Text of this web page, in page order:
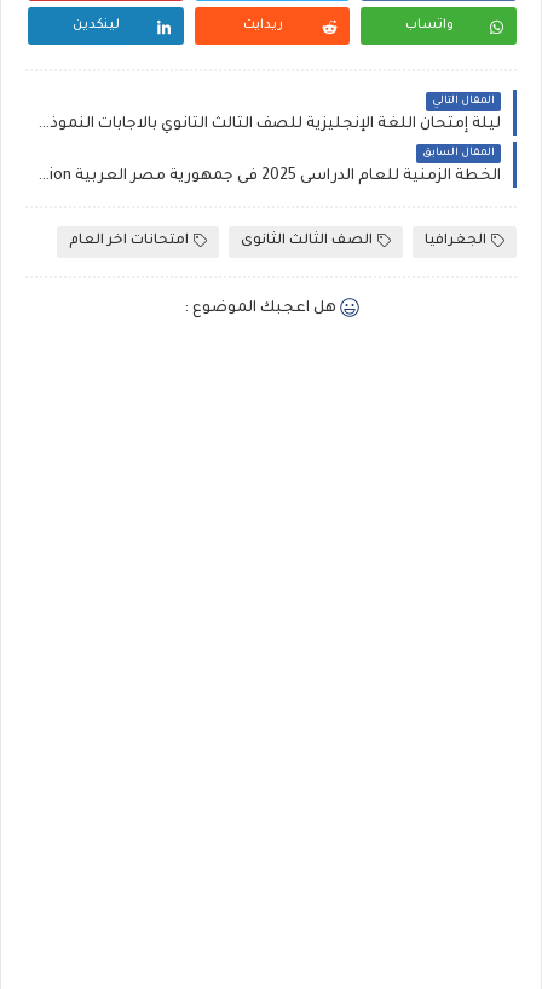
واتساب ريدايت لينكدين
المقال التالي
ليلة إمتحان اللغة الإنجليزية للصف الثالث الثانوي بالاجابات النموذجيه، مراجعة شمس وقمر لغة إنجليزية ثانوية عامة
المقال السابق
الخطة الزمنية للعام الدراسى 2025 فى جمهورية مصر العربية Time plan for education
الجغرافيا الصف الثالث الثانوى امتحانات اخر العام
هل اعجبك الموضوع :